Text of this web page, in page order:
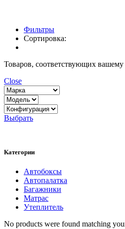
Фильтры
Сортировка:
Товаров, соответствующих вашему
Close
Выбрать
Категории
Автобоксы
Автопалатка
Багажники
Матрас
Утеплитель
No products were found matching